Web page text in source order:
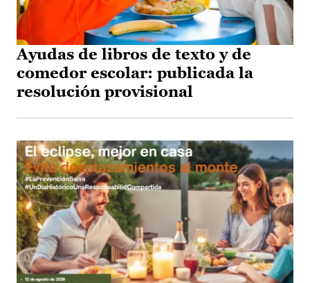
Ayudas de libros de texto y de
comedor escolar: publicada la
resolución provisional